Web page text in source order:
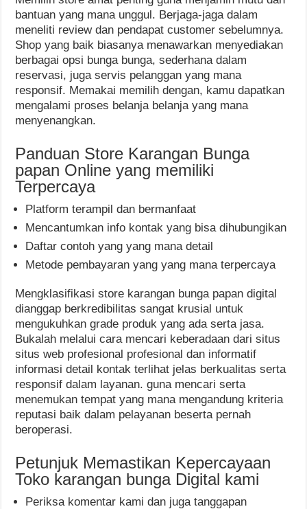
bantuan yang mana unggul. Berjaga-jaga dalam
meneliti review dan pendapat customer sebelumnya.
Shop yang baik biasanya menawarkan menyediakan
berbagai opsi bunga bunga, sederhana dalam
reservasi, juga servis pelanggan yang mana
responsif. Memakai memilih dengan, kamu dapatkan
mengalami proses belanja belanja yang mana
menyenangkan.
Panduan Store Karangan Bunga
papan Online yang memiliki
Terpercaya
Platform terampil dan bermanfaat
Mencantumkan info kontak yang bisa dihubungikan
Daftar contoh yang yang mana detail
Metode pembayaran yang yang mana terpercaya
Mengklasifikasi store karangan bunga papan digital
dianggap berkredibilitas sangat krusial untuk
mengukuhkan grade produk yang ada serta jasa.
Bukalah melalui cara mencari keberadaan dari situs
situs web profesional profesional dan informatif
informasi detail kontak terlihat jelas berkualitas serta
responsif dalam layanan. guna mencari serta
menemukan tempat yang mana mengandung kriteria
reputasi baik dalam pelayanan beserta pernah
beroperasi.
Petunjuk Memastikan Kepercayaan
Toko karangan bunga Digital kami
Periksa komentar kami dan juga tanggapan